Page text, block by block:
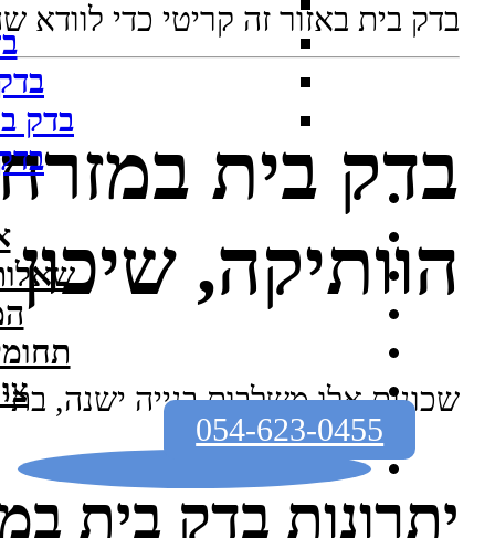
בדק
054-623-0455
בדק בית באזור זה קריטי כדי
בדק בית
הוותיקה,
שכונות אלו משלבות בנייה ישנה,
יתרונות בדק בית